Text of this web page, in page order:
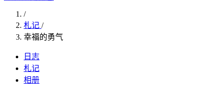
/
札记 /
幸福的勇气
日志
札记
相册